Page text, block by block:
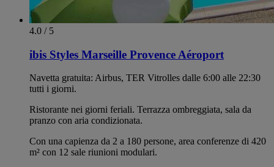
4.0 / 5
ibis Styles Marseille Provence Aéroport
Navetta gratuita: Airbus, TER Vitrolles dalle 6:00 alle 22:30
tutti i giorni.
Ristorante nei giorni feriali. Terrazza ombreggiata, sala da
pranzo con aria condizionata.
Con una capienza da 2 a 180 persone, area conferenze di 420
m² con 12 sale riunioni modulari.